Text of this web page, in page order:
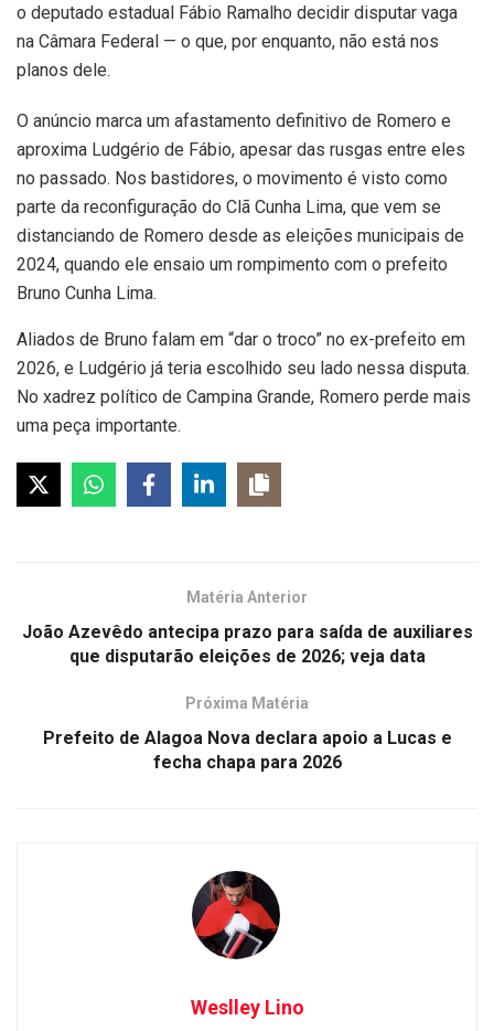
o deputado estadual Fábio Ramalho decidir disputar vaga
na Câmara Federal — o que, por enquanto, não está nos
planos dele.
O anúncio marca um afastamento definitivo de Romero e
aproxima Ludgério de Fábio, apesar das rusgas entre eles
no passado. Nos bastidores, o movimento é visto como
parte da reconfiguração do Clã Cunha Lima, que vem se
distanciando de Romero desde as eleições municipais de
2024, quando ele ensaio um rompimento com o prefeito
Bruno Cunha Lima.
Aliados de Bruno falam em “dar o troco” no ex-prefeito em
2026, e Ludgério já teria escolhido seu lado nessa disputa.
No xadrez político de Campina Grande, Romero perde mais
uma peça importante.
Matéria Anterior
João Azevêdo antecipa prazo para saída de auxiliares
que disputarão eleições de 2026; veja data
Próxima Matéria
Prefeito de Alagoa Nova declara apoio a Lucas e
fecha chapa para 2026
Weslley Lino